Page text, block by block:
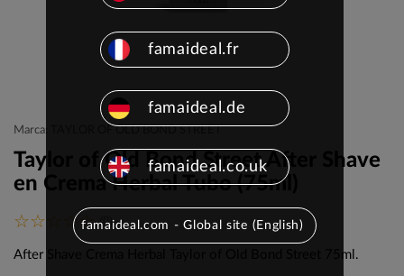
Marca: TAYLOR OF OLD BOND STREET
Taylor of Old Bond Street After Shave
en Crema Herbal Tubo (75ml)
(0)
After Shave Crema Herbal Taylor of Old Bond Street 75ml.
famaideal.fr
famaideal.de
famaideal.co.uk
famaideal.com - Global site (English)